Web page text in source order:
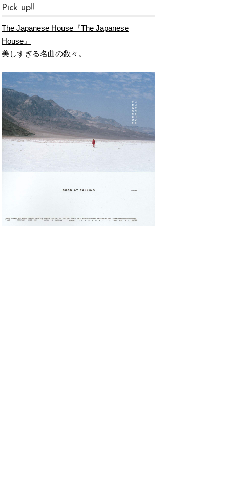
Pick up!!
The Japanese House『The Japanese
House』
美しすぎる名曲の数々。